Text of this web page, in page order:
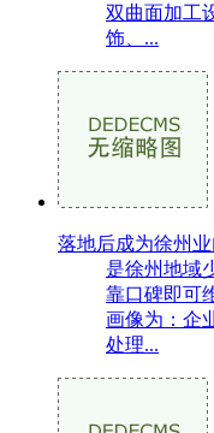
双曲面加工
饰、...
落地后成为徐州
是徐州地域
靠口碑即可
画像为：企
处理...